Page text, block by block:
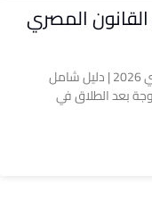
المصري
حقوق الزوجة بعد الطلاق في القانون المصري 2026 | دليل شامل
بعد الطلاق في